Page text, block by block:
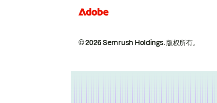
© 2026 Semrush Holdings.版权所有。